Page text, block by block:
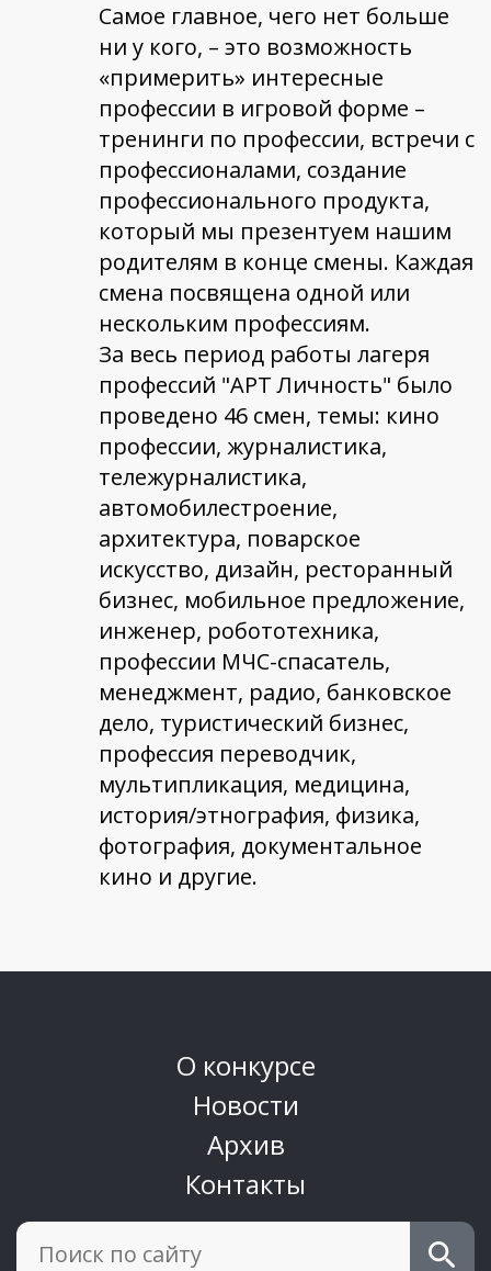
Самое главное, чего нет больше
ни у кого, – это возможность
«примерить» интересные
профессии в игровой форме –
тренинги по профессии, встречи с
профессионалами, создание
профессионального продукта,
который мы презентуем нашим
родителям в конце смены. Каждая
смена посвящена одной или
нескольким профессиям.
За весь период работы лагеря
профессий "АРТ Личность" было
проведено 46 смен, темы: кино
профессии, журналистика,
тележурналистика,
автомобилестроение,
архитектура, поварское
искусство, дизайн, ресторанный
бизнес, мобильное предложение,
инженер, робототехника,
профессии МЧС-спасатель,
менеджмент, радио, банковское
дело, туристический бизнес,
профессия переводчик,
мультипликация, медицина,
история/этнография, физика,
фотография, документальное
кино и другие.
О конкурсе
Новости
Архив
Контакты